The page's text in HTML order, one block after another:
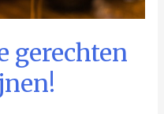
gerechten